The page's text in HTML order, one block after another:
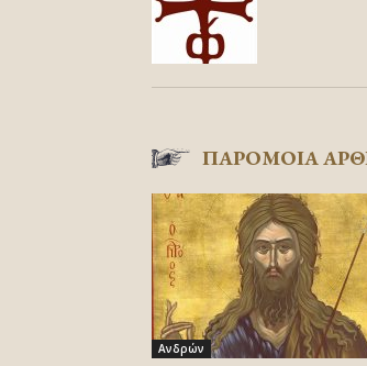
ΠΑΡΟΜΟΙΑ
Ανδρών